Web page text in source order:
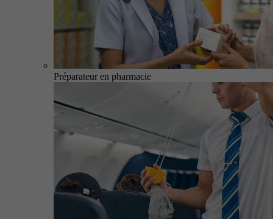
Préparateur en pharmacie